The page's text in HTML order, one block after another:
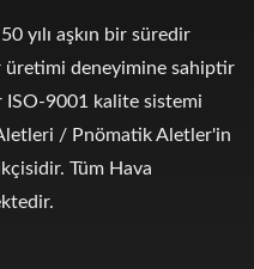
yılı aşkın bir süredir
deneyimine sahiptir
ISO-9001 kalite sistemi
/ Pnömatik Aletler'in
Tüm Hava